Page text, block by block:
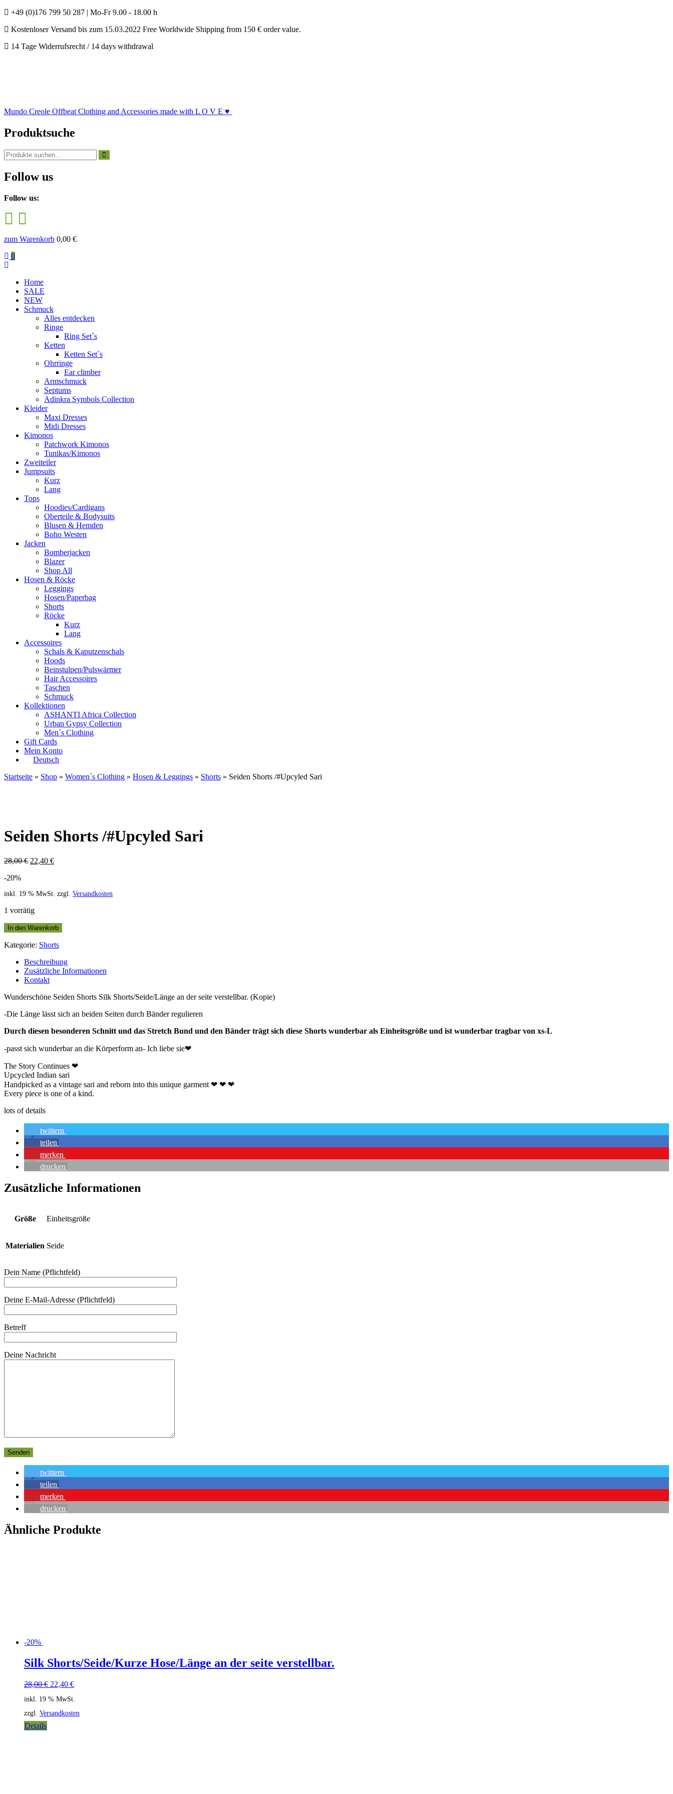
+49 (0)176 799 50 287 | Mo-Fr 9.00 - 18.00 h
Kostenloser Versand bis zum 15.03.2022 Free Worldwide Shipping from 150 € order value.
14 Tage Widerrufsrecht / 14 days withdrawal
Mundo Creole Offbeat Clothing and Accessories made with L O V E ♥
Produktsuche
Suchen
nach:
Follow us
Follow us:
zum Warenkorb 0,00 €
0
Home
SALE
NEW
Schmuck
Alles entdecken
Ringe
Ring Set´s
Ketten
Ketten Set´s
Ohrringe
Ear climber
Armschmuck
Septums
Adinkra Symbols Collection
Kleider
Maxi Dresses
Midi Dresses
Kimonos
Patchwork Kimonos
Tunikas/Kimonos
Zweiteiler
Jumpsuits
Kurz
Lang
Tops
Hoodies/Cardigans
Oberteile & Bodysuits
Blusen & Hemden
Boho Westen
Jacken
Bomberjacken
Blazer
Shop All
Hosen & Röcke
Leggings
Hosen/Paperbag
Shorts
Röcke
Kurz
Lang
Accessoires
Schals & Kaputzenschals
Hoods
Beinstulpen/Pulswärmer
Hair Accessoires
Taschen
Schmuck
Kollektionen
ASHANTI Africa Collection
Urban Gypsy Collection
Men´s Clothing
Gift Cards
Mein Konto
Deutsch
Startseite » Shop » Women´s Clothing » Hosen & Leggings » Shorts » Seiden Shorts /#Upcyled Sari
Seiden Shorts /#Upcyled Sari
28,00€ 22,40 €
-20%
inkl. 19 % MwSt. zzgl. Versandkosten
1 vorrätig
In den Warenkorb
Kategorie: Shorts
Beschreibung
Zusätzliche Informationen
Kontakt
Wunderschöne Seiden Shorts Silk Shorts/Seide/Länge an der seite verstellbar. (Kopie)
-Die Länge lässt sich an beiden Seiten durch Bänder regulieren
Durch diesen besonderen Schnitt und das Stretch Bund und den Bänder trägt sich diese Shorts wunderbar als Einheitsgröße und ist wunderbar tragbar von xs-L
-passt sich wunderbar an die Körperform an- Ich liebe sie❤
The Story Continues ❤
Upcycled Indian sari
Handpicked as a vintage sari and reborn into this unique garment ❤ ❤ ❤
Every piece is one of a kind.
lots of details
twittern
teilen
merken
drucken
Zusätzliche Informationen
Größe Einheitsgröße
Materialien Seide
Dein Name (Pflichtfeld)
Deine E-Mail-Adresse (Pflichtfeld)
Betreff
Deine Nachricht
twittern
teilen
merken
drucken
Ähnliche Produkte
-20%
Silk Shorts/Seide/Kurze Hose/Länge an der seite verstellbar.
28,00€ 22,40 €
inkl. 19 % MwSt.
zzgl. Versandkosten
Details